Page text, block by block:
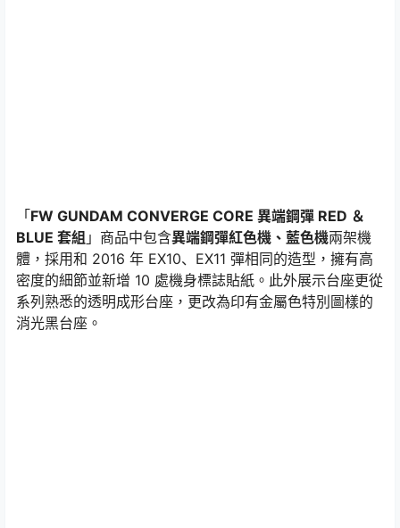
「FW GUNDAM CONVERGE CORE 異端鋼彈 RED ＆
BLUE 套組 」商品中包含異端鋼彈紅色機、藍色機兩架機
體，採用和 2016 年 EX10、EX11 彈相同的造型，擁有高
密度的細節並新增 10 處機身標誌貼紙。此外展示台座更從
系列熟悉的透明成形台座，更改為印有金屬色特別圖樣的
消光黑台座。